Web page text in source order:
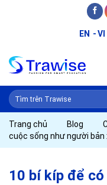
EN VI
Trang chủ Blog
cuộc sống như người bản
10 bí kíp để